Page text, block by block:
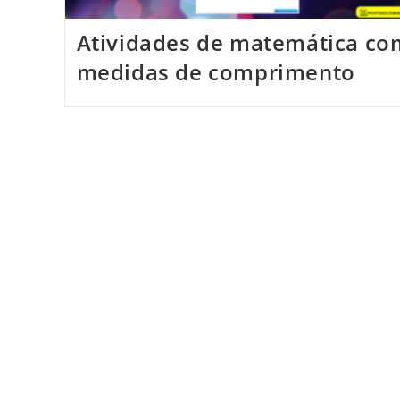
Atividades de matemática
medidas de comprimento